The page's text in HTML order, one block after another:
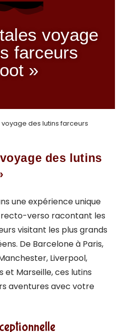
voyage
farceurs
»
des lutins farceurs
des lutins
une expérience unique
verso racontant les
visitant les plus grands
De Barcelone à Paris,
Liverpool,
et Marseille, ces lutins
aventures avec votre